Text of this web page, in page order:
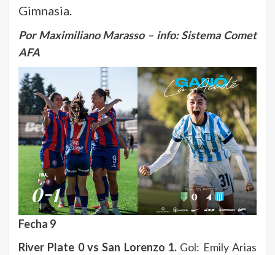
Gimnasia.
Por Maximiliano Marasso – info: Sistema Comet
AFA
Fecha 9
River Plate 0 vs San Lorenzo 1. Gol: Emily Arias